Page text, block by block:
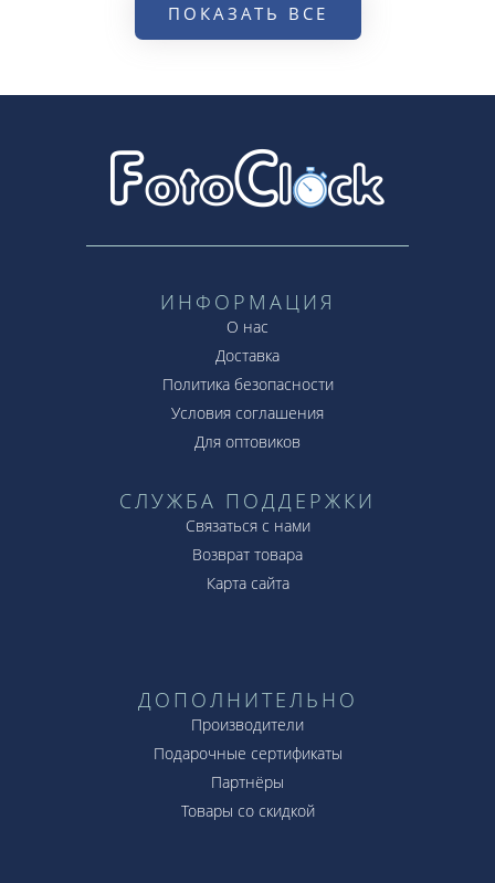
ПОКАЗАТЬ ВСЕ
ИНФОРМАЦИЯ
О нас
Доставка
Политика безопасности
Условия соглашения
Для оптовиков
СЛУЖБА ПОДДЕРЖКИ
Связаться с нами
Возврат товара
Карта сайта
ДОПОЛНИТЕЛЬНО
Производители
Подарочные сертификаты
Партнёры
Товары со скидкой